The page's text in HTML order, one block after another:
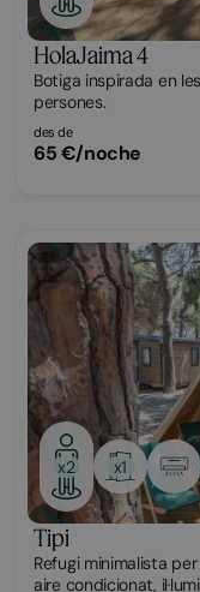
HolaJaima 4
Botiga inspirada en
persones.
des de
65 €/noche
Glamping
x2 x1
Tipi
Refugi minimalista
aire condicionat,